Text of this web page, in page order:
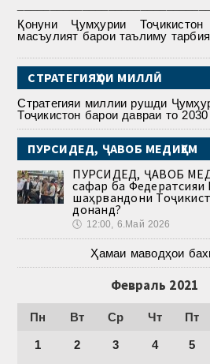
Қонуни Ҷумҳурии
масъулият барои таълиму
СТРАТЕГИЯҲОИ МИЛЛӢ
Стратегияи миллии рушди
Тоҷикистон барои давраи то 2030
ПУРСИДЕД, ҶАВОБ МЕДИҲЕМ
ПУРСИДЕД, ҶАВОБ
сафар ба Федератсияи
шаҳрвандони
донанд?
🕔 12:00, 6.Май 2026
Ҳамаи маводҳои
Февраль 2021
Пн Вт Ср Чт Пт
1 2 3 4 5